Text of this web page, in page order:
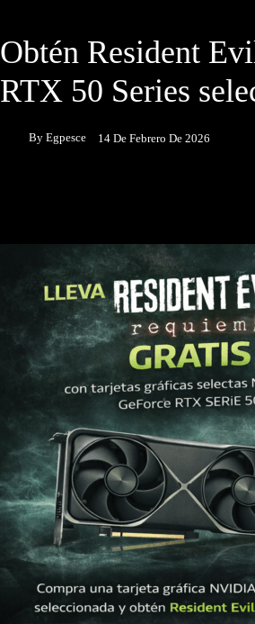
Obtén Resident
RTX 50 Series
By Egpesce 14 De Febrero De 2026